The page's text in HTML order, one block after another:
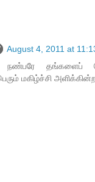
August 4, 2011 at
நண்பரே தங்களைப்
மகிழ்ச்சி